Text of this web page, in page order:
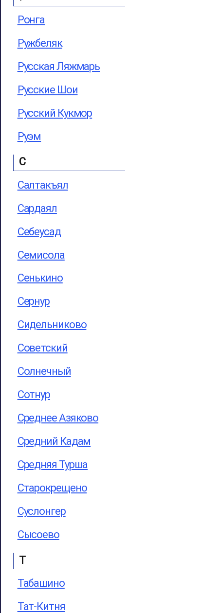
Ронга
Ружбеляк
Русская Ляжмарь
Русские Шои
Русский Кукмор
Руэм
С
Салтакъял
Сардаял
Себеусад
Семисола
Сенькино
Сернур
Сидельниково
Советский
Солнечный
Сотнур
Среднее Азяково
Средний Кадам
Средняя Турша
Старокрещено
Суслонгер
Сысоево
Т
Табашино
Тат-Китня